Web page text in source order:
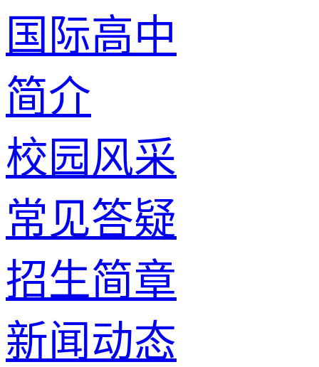
国际高中
简介
校园风采
常见答疑
招生简章
新闻动态